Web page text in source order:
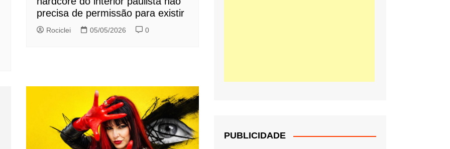
precisa de permissão para existir
Rociclei 05/05/2026 0
PUBLICIDADE